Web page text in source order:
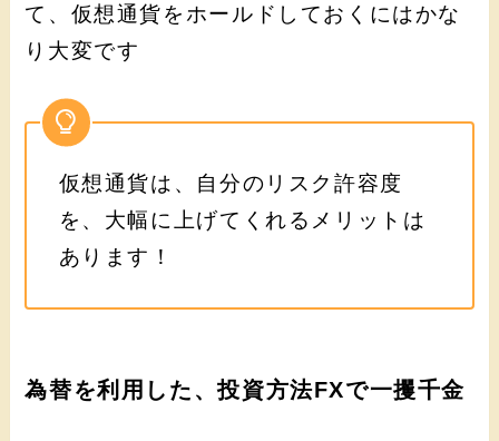
て、仮想通貨をホールドしておくにはかな
り大変です
仮想通貨は、自分のリスク許容度
を、大幅に上げてくれるメリットは
あります！
為替を利用した、投資方法FXで一攫千金